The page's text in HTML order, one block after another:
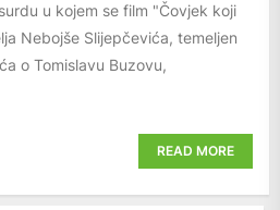
u kojem se film "Čovjek koji
Nebojše Slijepčevića, temeljen
o Tomislavu Buzovu,
READ MORE